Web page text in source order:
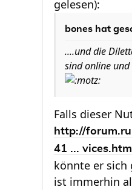
gelesen):
bones hat
....und die
sind online
Falls dieser
http://
41 ... vices.html
könnte er sich
ist immerhin